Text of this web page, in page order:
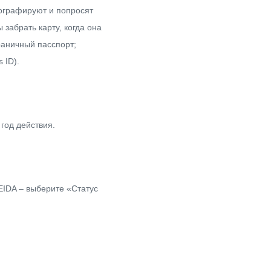
и попросят
карту, когда она
пасспорт;
ID).
действия.
– выберите «Статус